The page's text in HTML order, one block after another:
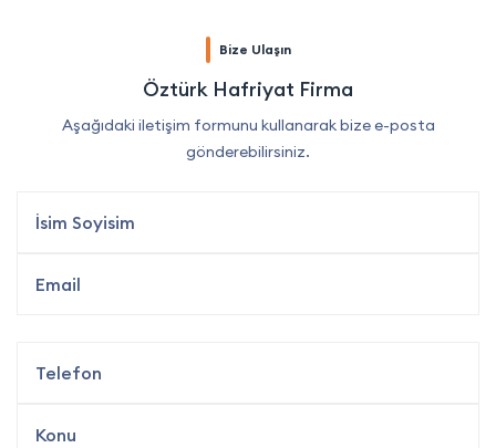
Bize Ulaşın
Öztürk Hafriyat Firma
Aşağıdaki iletişim formunu kullanarak bize e-posta
gönderebilirsiniz.